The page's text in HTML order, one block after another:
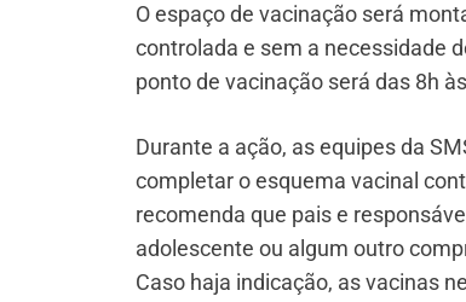
O espaço de vacinação será
controlada e sem a necessidade
ponto de vacinação será das 8h
Durante a ação, as equipes da
completar o esquema vacinal
recomenda que pais e
adolescente ou algum outro
Caso haja indicação, as vacinas